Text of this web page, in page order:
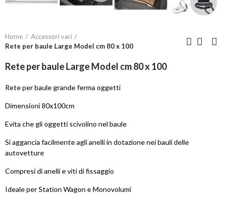
Home
Accessori vari
Rete per baule Large Model cm 80 x 100
Rete per baule Large Model cm 80 x 100
Rete per baule grande ferma oggetti
Dimensioni 80x100cm
Evita che gli oggetti scivolino nel baule
Si aggancia facilmente agli anelli in dotazione nei bauli delle
autovetture
Compresi di anelli e viti di fissaggio
Ideale per Station Wagon e Monovolumi